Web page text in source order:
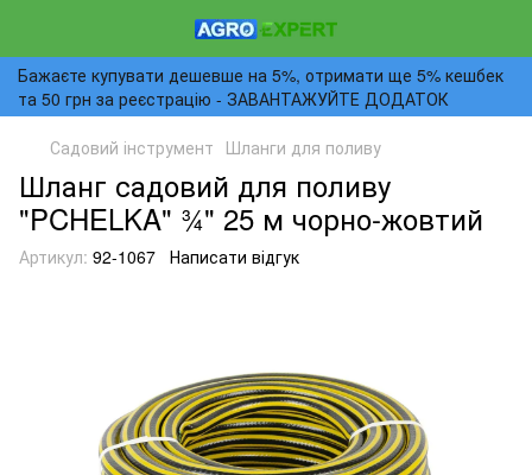
Бажаєте купувати дешевше на 5%, отримати ще 5% кешбек
та 50 грн за реєстрацію - ЗАВАНТАЖУЙТЕ ДОДАТОК
Садовий інструмент Шланги для поливу
Шланг садовий для поливу
"PCHELKA" ¾" 25 м чорно-жовтий
Артикул: 92-1067 Написати відгук